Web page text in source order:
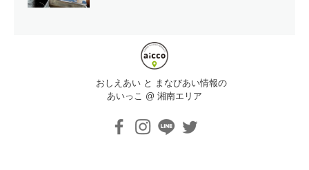
おしえあい と まなびあい情報の
あいっこ @ 湘南エリア